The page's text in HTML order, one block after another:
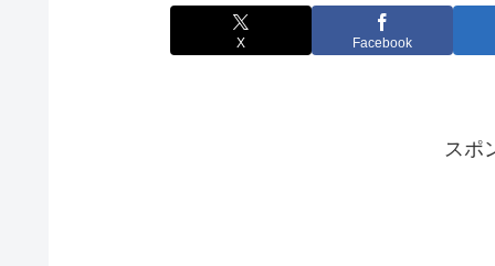
X Facebook
スポ